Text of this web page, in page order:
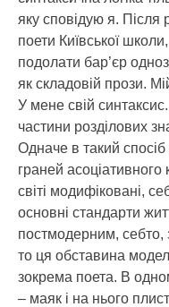
яку сповідую я. Після
поети Київської
подолати бар’єр
як складовій прози.
У мене свій
частини розділових
Одначе в такий спосіб
граней
світі модифіковані,
основні стандарти
постмодерним,
то ця обставина
зокрема поета. В
– маяк і на нього